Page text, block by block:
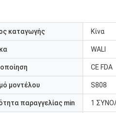
καταγωγής Κίνα
WALI
CE FDA
μοντέλου S808
παραγγελίας min 1